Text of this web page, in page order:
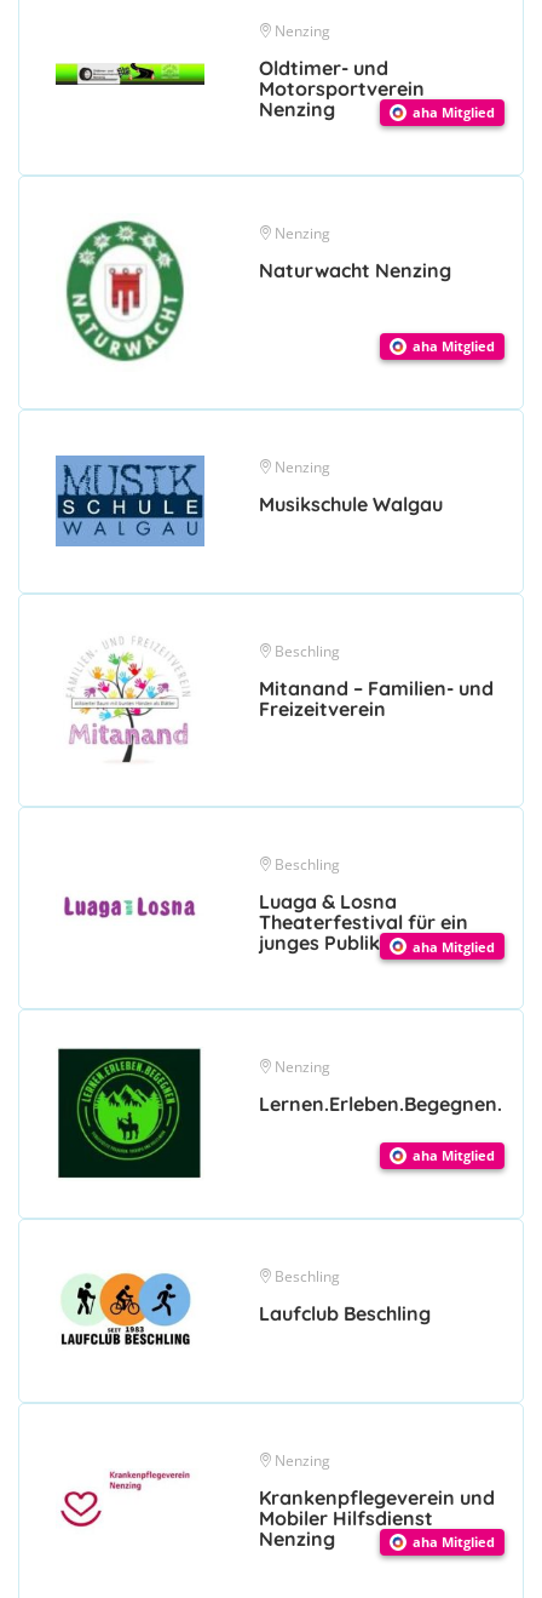
Nenzing
Oldtimer- und
Motorsportverein
Nenzing
aha Mitglied
Nenzing
Naturwacht Nenzing
aha Mitglied
Nenzing
Musikschule Walgau
Beschling
Mitanand – Familien- und
Freizeitverein
Beschling
Luaga & Losna
Theaterfestival für ein
junges Publikum aha Mitglied
Nenzing
Lernen.Erleben.Begegnen.
aha Mitglied
Beschling
Laufclub Beschling
Nenzing
Krankenpflegeverein und
Mobiler Hilfsdienst
Nenzing
aha Mitglied